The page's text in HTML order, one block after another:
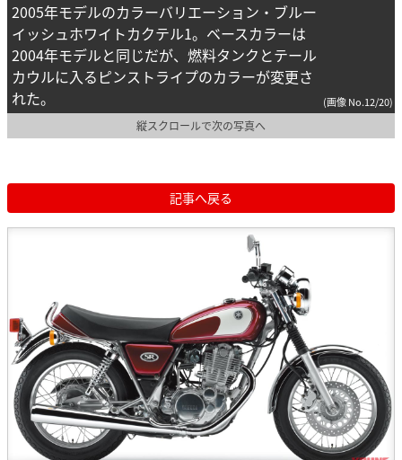
2005年モデルのカラーバリエーション・ブルー
イッシュホワイトカクテル1。ベースカラーは
2004年モデルと同じだが、燃料タンクとテール
カウルに入るピンストライプのカラーが変更さ
れた。
(画像 No.12/20)
縦スクロールで次の写真へ
記事へ戻る